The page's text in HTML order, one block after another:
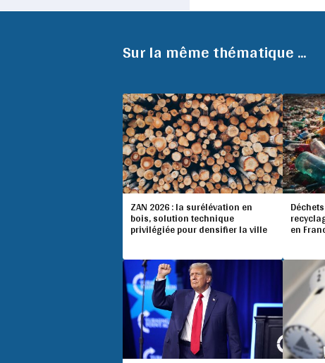
Sur la même thématique ...
ZAN 2026 : la surélévation en
bois, solution technique
privilégiée pour densifier la ville en